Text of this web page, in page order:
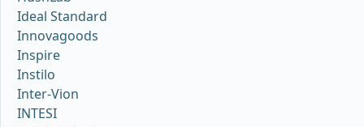
Ideal Standard
Innovagoods
Inspire
Instilo
Inter-Vion
INTESI